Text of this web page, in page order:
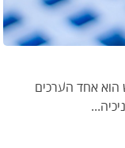
הוא אחד הערכים